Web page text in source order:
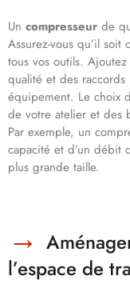
Un compresseur de
Assurez-vous qu’il
tous vos outils.
qualité et des
équipement. Le choix
de votre atelier et des
Par exemple, un
capacité et d’un débit
plus grande taille.
l’espace de